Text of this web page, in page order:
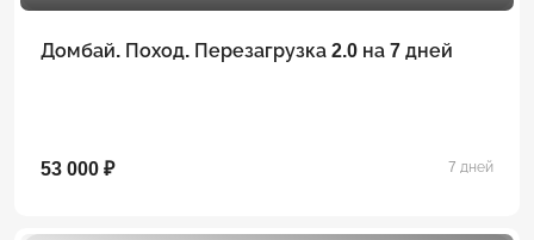
Домбай. Поход. Перезагрузка 2.0 на 7 дней
53 000 ₽ 7 дней